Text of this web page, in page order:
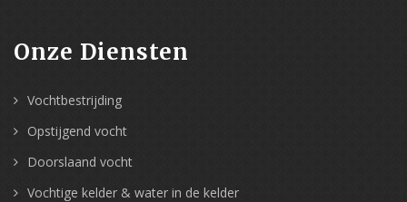
Onze Diensten
Vochtbestrijding
Opstijgend vocht
Doorslaand vocht
Vochtige kelder & water in de kelder